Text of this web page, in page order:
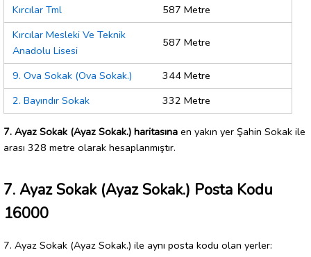
Kırcılar Tml
587 Metre
Kırcılar Mesleki Ve Teknik
Anadolu Lisesi
587 Metre
9. Ova Sokak (Ova Sokak.)
344 Metre
2. Bayındır Sokak
332 Metre
7. Ayaz Sokak (Ayaz Sokak.) haritasına en yakın yer Şahin Sokak ile
arası 328 metre olarak hesaplanmıştır.
7. Ayaz Sokak (Ayaz Sokak.) Posta Kodu
16000
7. Ayaz Sokak (Ayaz Sokak.) ile aynı posta kodu olan yerler: